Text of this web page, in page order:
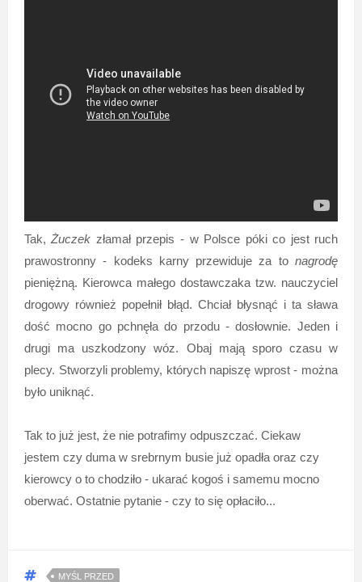
Tak,Żuczek złamał przepis - w Polsce póki co jest ruch
prawostronny - kodeks karny przewiduje za tonagrodę
pieniężną. Kierowca małego dostawczaka tzw. nauczyciel
drogowy również popełnił błąd. Chciał błysnąć i ta sława
dość mocno go pchnęła do przodu - dosłownie. Jeden i
drugi ma uszkodzony wóz. Obaj mają sporo czasu w
plecy. Stworzyli problemy, których napiszę wprost - można
było uniknąć.
Tak to już jest, że nie potrafimy odpuszczać. Ciekaw
jestem czy duma w srebrnym busie już opadła oraz czy
kierowcy o to chodziło - ukarać kogoś i samemu mocno
oberwać. Ostatnie pytanie - czy to się opłaciło...
MYŚL PRZED